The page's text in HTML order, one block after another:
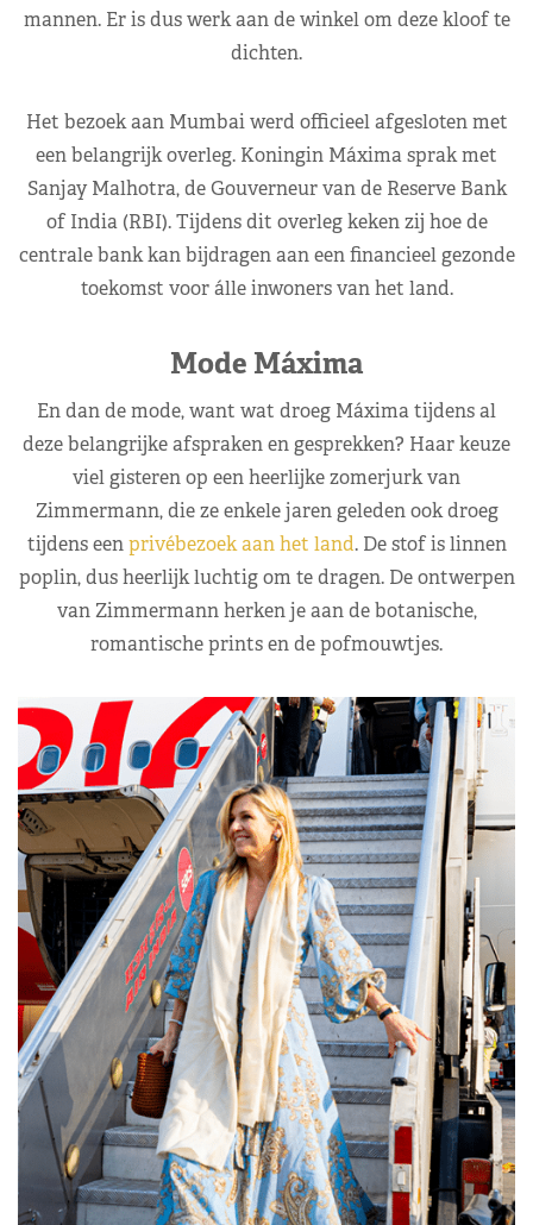
mannen. Er is dus werk aan de winkel om deze kloof te
dichten.
Het bezoek aan Mumbai werd officieel afgesloten met
een belangrijk overleg. Koningin Máxima sprak met
Sanjay Malhotra, de Gouverneur van de Reserve Bank
of India (RBI). Tijdens dit overleg keken zij hoe de
centrale bank kan bijdragen aan een financieel gezonde
toekomst voor álle inwoners van het land.
Mode Máxima
En dan de mode, want wat droeg Máxima tijdens al
deze belangrijke afspraken en gesprekken? Haar keuze
viel gisteren op een heerlijke zomerjurk van
Zimmermann, die ze enkele jaren geleden ook droeg
tijdens eenprivébezoek aan het land. De stof is linnen
poplin, dus heerlijk luchtig om te dragen. De ontwerpen
van Zimmermann herken je aan de botanische,
romantische prints en de pofmouwtjes.